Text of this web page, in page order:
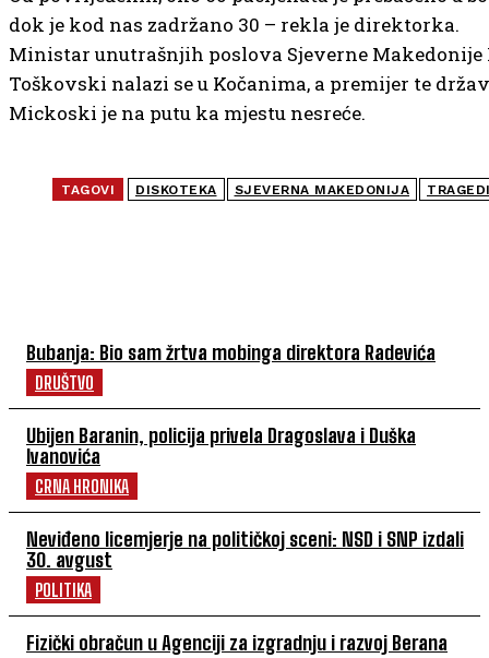
Bubanja: Bio sam žrtva mobinga direktora Radevića
DRUŠTVO
Ubijen Baranin, policija privela Dragoslava i Duška
Ivanovića
CRNA HRONIKA
Neviđeno licemjerje na političkoj sceni: NSD i SNP izdali
30. avgust
POLITIKA
Fizički obračun u Agenciji za izgradnju i razvoj Berana
dok je kod nas zadržano 30 – rekla je direktorka.
Ministar unutrašnjih poslova Sjeverne Makedonije
Toškovski nalazi se u Kočanima, a premijer te
Mickoski je na putu ka mjestu nesreće.
TAGOVI DISKOTEKA SJEVERNA MAKEDONIJA